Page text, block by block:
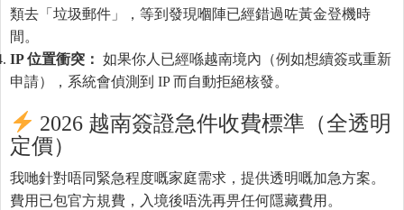
類去「垃圾郵件」，等到發現嗰陣已經錯過咗黃金登機時
間。
IP 位置衝突： 如果你人已經喺越南境內（例如想續簽或重新
申請），系統會偵測到 IP 而自動拒絕核發。
2026 越南簽證急件收費標準（全透明
定價）
我哋針對唔同緊急程度嘅家庭需求，提供透明嘅加急方案。
費用已包官方規費，入境後唔洗再畀任何隱藏費用。